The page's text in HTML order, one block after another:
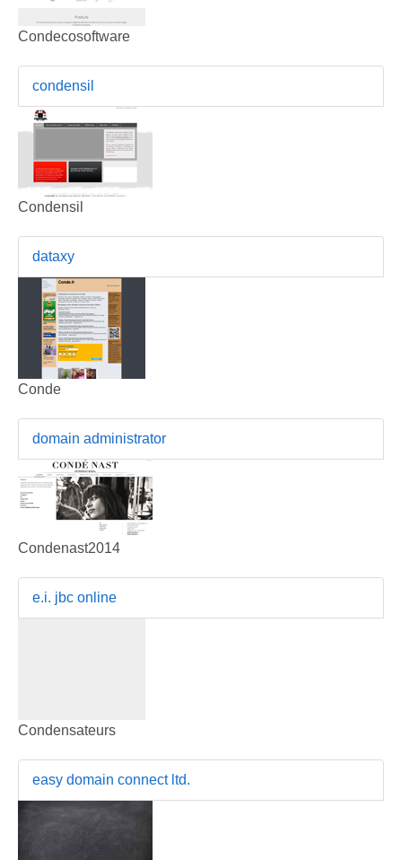
Condecosoftware
condensil
Condensil
dataxy
Conde
domain administrator
Condenast2014
e.i. jbc online
Condensateurs
easy domain connect ltd.